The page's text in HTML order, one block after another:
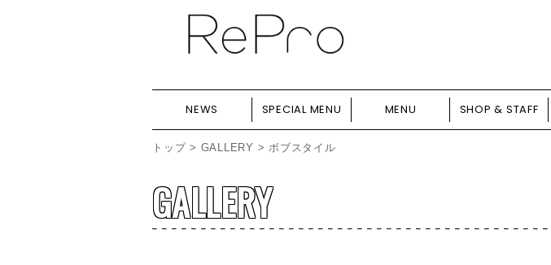
NEWS SPECIAL MENU MENU SHOP & STAFF
トップ> GALLERY > ボブスタイル
GALLERY